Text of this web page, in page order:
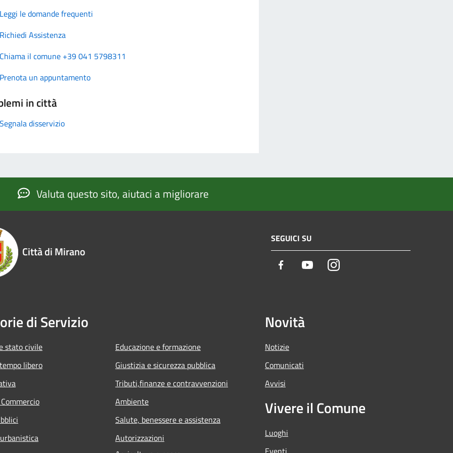
Leggi le domande frequenti
Richiedi Assistenza
Chiama il comune +39 041 5798311
Prenota un appuntamento
in città
Segnala disservizio
Valuta questo sito, aiutaci a migliorare
Città di Mirano
SEGUICI SU
Facebook YoutubeInstagram
di Servizio
stato civile
libero
Educazione e formazione
Giustizia e sicurezza pubblica
Tributi,finanze e contravvenzioni
Ambiente
Salute, benessere e assistenza
Autorizzazioni
Novità
Notizie
Comunicati
Avvisi
Vivere il Comune
Luoghi